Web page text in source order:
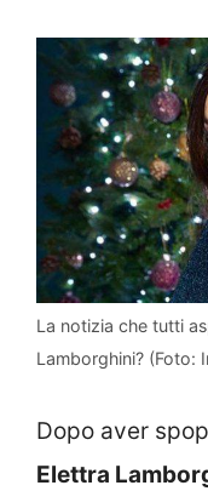
La notizia che tutti
Lamborghini? (Foto:
Dopo aver
Elettra